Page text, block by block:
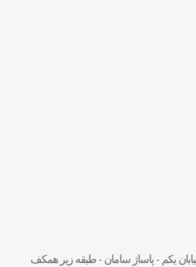
يكم - پاساژ سامان - طبقه زير همكف